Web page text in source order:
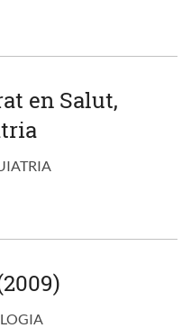
en Salut,